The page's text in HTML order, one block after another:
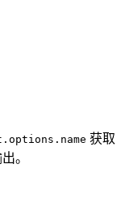
获取
。